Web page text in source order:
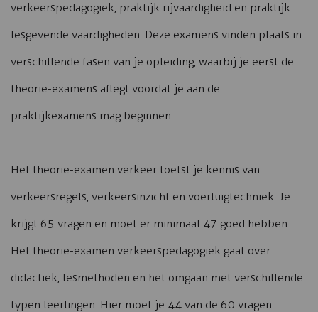
verkeerspedagogiek, praktijk rijvaardigheid en praktijk
lesgevende vaardigheden. Deze examens vinden plaats in
verschillende fasen van je opleiding, waarbij je eerst de
theorie-examens aflegt voordat je aan de
praktijkexamens mag beginnen.
Het theorie-examen verkeer toetst je kennis van
verkeersregels, verkeersinzicht en voertuigtechniek. Je
krijgt 65 vragen en moet er minimaal 47 goed hebben.
Het theorie-examen verkeerspedagogiek gaat over
didactiek, lesmethoden en het omgaan met verschillende
typen leerlingen. Hier moet je 44 van de 60 vragen